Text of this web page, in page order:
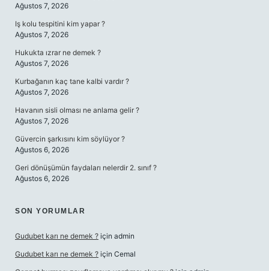
Ağustos 7, 2026
Iş kolu tespitini kim yapar ?
Ağustos 7, 2026
Hukukta ızrar ne demek ?
Ağustos 7, 2026
Kurbağanın kaç tane kalbi vardır ?
Ağustos 7, 2026
Havanın sisli olması ne anlama gelir ?
Ağustos 7, 2026
Güvercin şarkısını kim söylüyor ?
Ağustos 6, 2026
Geri dönüşümün faydaları nelerdir 2. sınıf ?
Ağustos 6, 2026
SON YORUMLAR
Gudubet karı ne demek ? için admin
Gudubet karı ne demek ? için Cemal